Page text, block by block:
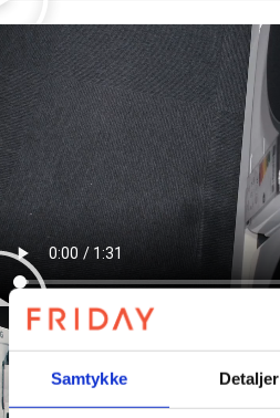
Samtykke Detaljer